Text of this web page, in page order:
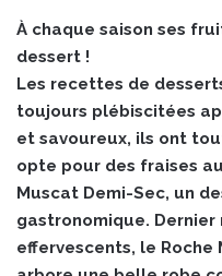
À chaque saison ses
dessert !
Les recettes de
toujours plébiscitées
et savoureux, ils ont
opte pour des fraises
Muscat Demi-Sec, un
gastronomique. Dernier
effervescents, le Roche